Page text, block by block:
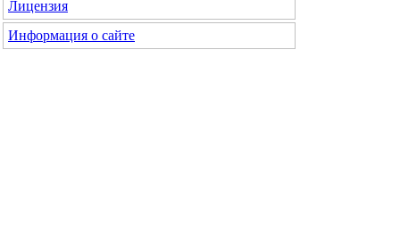
Лицензия
Информация о сайте